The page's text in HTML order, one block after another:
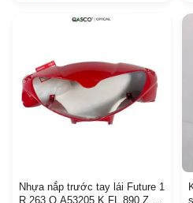
Nhựa nắp trước tay lái Future 1
R 263 Q A53205 K FL 890 Z E